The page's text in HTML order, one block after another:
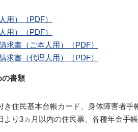
用）（PDF）
用）（PDF）
求書（ご本人用）（PDF）
求書（代理人用）（PDF）
の書類
住民基本台帳カード、身体障害者手
り3ヵ月以内の住民票、各種年金手